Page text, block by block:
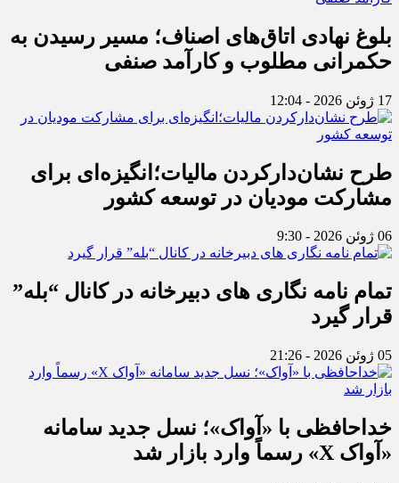
بلوغ نهادی اتاق‌های اصناف؛ مسیر رسیدن به
حکمرانی مطلوب و کارآمد صنفی
17 ژوئن 2026 - 12:04
طرح نشان‌دارکردن مالیات؛انگیزه‌ای برای
مشارکت مودیان در توسعه کشور
06 ژوئن 2026 - 9:30
تمام نامه نگاری های دبیرخانه در کانال “بله”
قرار گیرد
05 ژوئن 2026 - 21:26
خداحافظی با «آواک»؛ نسل جدید سامانه
«آواک X» رسماً وارد بازار شد